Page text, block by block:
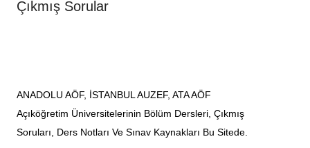
Çıkmış Sorular
ANADOLU AÖF, İSTANBUL AUZEF, ATA AÖF
Açıköğretim Üniversitelerinin Bölüm Dersleri, Çıkmış
Soruları, Ders Notları Ve Sınav Kaynakları Bu Sitede.